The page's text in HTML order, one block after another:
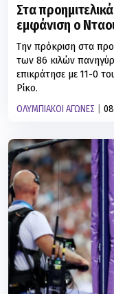
Στα
εμφάνιση ο
Την πρόκριση στα
των 86 κιλών
επικράτησε με 11-0
Ρίκο.
ΟΛΥΜΠΙΑΚΟΙ ΑΓΩΝΕΣ